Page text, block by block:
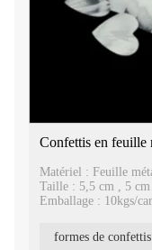
Confettis en feuille
Matériel : Feuille
Taille : 5,5 cm , 5
Emballage : 10kgs/